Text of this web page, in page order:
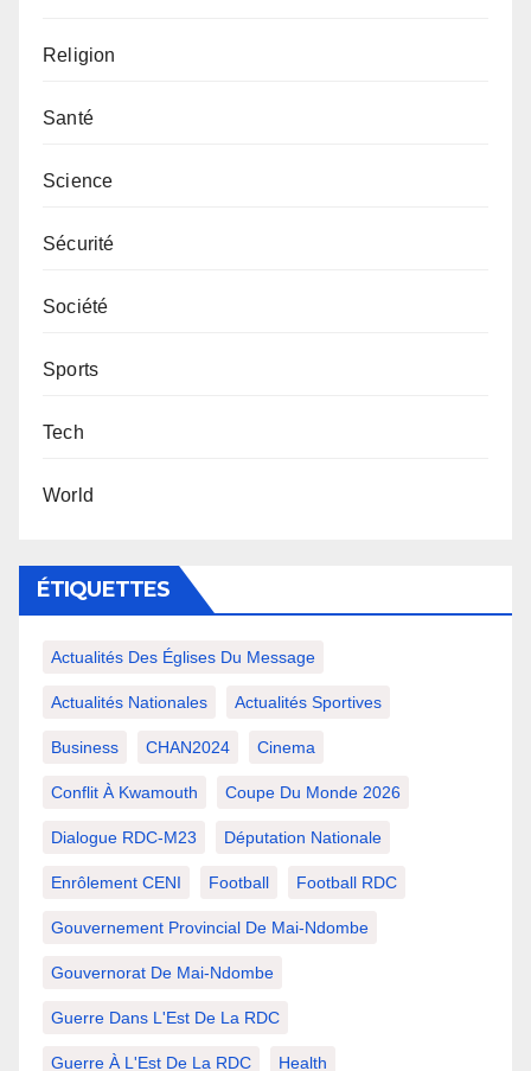
Religion
Santé
Science
Sécurité
Société
Sports
Tech
World
ÉTIQUETTES
Actualités Des Églises Du Message
Actualités Nationales Actualités Sportives
Business CHAN2024 Cinema
Conflit À Kwamouth Coupe Du Monde 2026
Dialogue RDC-M23 Députation Nationale
Enrôlement CENI Football Football RDC
Gouvernement Provincial De Mai-Ndombe
Gouvernorat De Mai-Ndombe
Guerre Dans L'Est De La RDC
Guerre À L'Est De La RDC Health